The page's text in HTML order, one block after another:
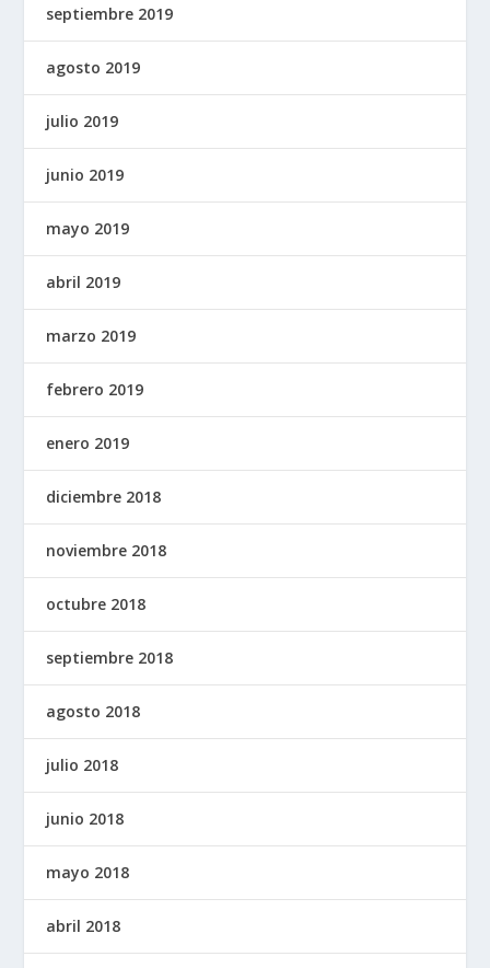
septiembre 2019
agosto 2019
julio 2019
junio 2019
mayo 2019
abril 2019
marzo 2019
febrero 2019
enero 2019
diciembre 2018
noviembre 2018
octubre 2018
septiembre 2018
agosto 2018
julio 2018
junio 2018
mayo 2018
abril 2018